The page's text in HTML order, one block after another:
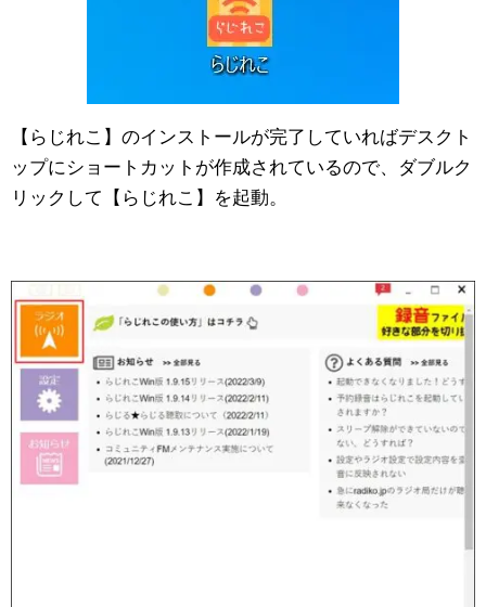
【らじれこ】のインストールが完了していればデスクト
ップにショートカットが作成されているので、ダブルク
リックして【らじれこ】を起動。